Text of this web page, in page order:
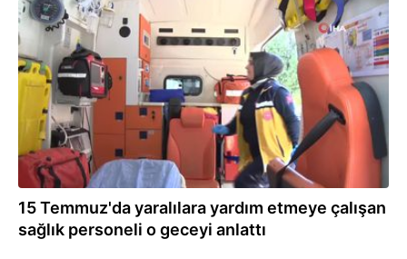
15.07.2024
15 Temmuz'da yaralılara yardım etmeye çalışan
sağlık personeli o geceyi anlattı